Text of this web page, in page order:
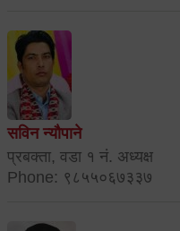
सविन न्यौपाने
प्रबक्ता, वडा १ नं. अध्यक्ष
Phone: ९८५५०६७३३७